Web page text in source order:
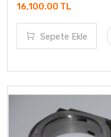
16,100.00 TL
Sepete Ekle